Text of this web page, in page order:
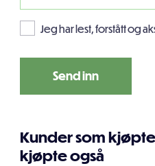
Jeg har lest, forstått og
Kunder som
kjøpte også